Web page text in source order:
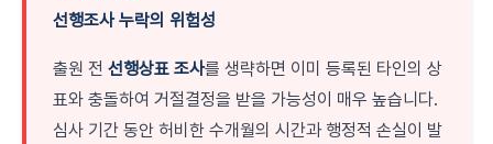
선행조사 누락의 위험성
출원 전 선행상표 조사를 생략하면 이미 등록된 타인의 상
표와 충돌하여 거절결정을 받을 가능성이 매우 높습니다.
심사 기간 동안 허비한 수개월의 시간과 행정적 손실이 발